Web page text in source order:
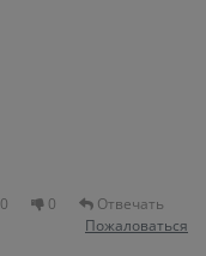
0 0
Отвечать
Пожаловаться